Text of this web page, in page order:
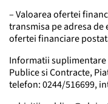
– Valoarea ofertei
transmisa pe adresa
ofertei financiare
Informatii suplimentare
Publice si Contracte,
telefon: 0244/516699,